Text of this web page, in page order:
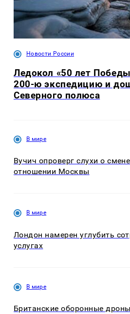
Новости России
Ледокол «50 лет
200-ю экспедицию и
Северного полюса
В мире
Вучич опроверг слухи о
отношении Москвы
В мире
Лондон намерен углубить
услугах
В мире
Британские оборонные